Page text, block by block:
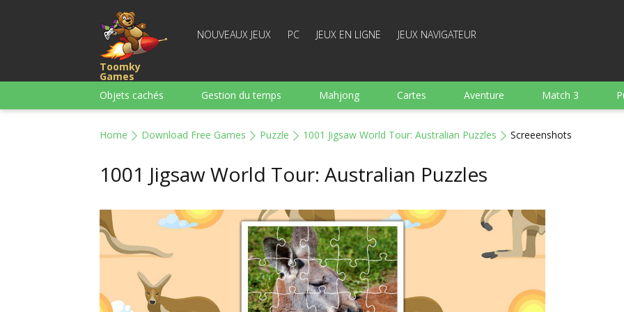
Toomky
Games
NOUVEAUX JEUX PC JEUX EN LIGNE JEUX NAVIGATEUR
Objets cachés Gestion du temps Mahjong Cartes Aventure Match 3
Home Download Free Games Puzzle 1001 Jigsaw World Tour: Australian Puzzles Screeenshots
1001 Jigsaw World Tour: Australian Puzzles